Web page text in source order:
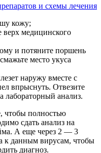
и схемы лечения
кожу;
верх медицинского
и потяните поршень
место укуса
наружу вместе с
впрыснуть. Отвезите
лабораторный анализ.
чтобы полностью
сдать анализ на
А еще через 2 — 3
к данным вирусам, чтобы
диагноз.